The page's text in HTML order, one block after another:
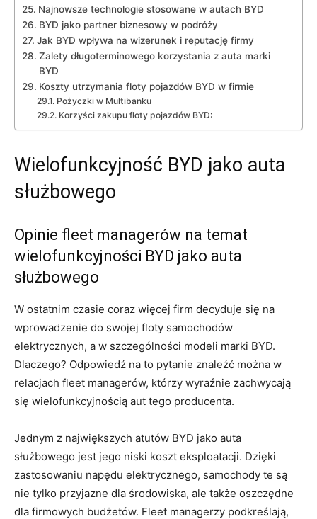
Najnowsze‌ technologie stosowane w autach BYD
BYD jako partner biznesowy w podróży
Jak ⁢BYD wpływa ⁣na ⁣wizerunek i‌ reputację firmy
Zalety długoterminowego korzystania z auta marki
⁣BYD
Koszty utrzymania floty pojazdów ⁤BYD w firmie
Pożyczki w Multibanku
Korzyści zakupu floty pojazdów BYD:
Wielofunkcyjność BYD jako auta
służbowego
Opinie ⁢fleet⁣ managerów na ‌temat
wielofunkcyjności BYD jako ‍auta
służbowego
W ostatnim czasie‌ coraz więcej firm decyduje ​się na
wprowadzenie do swojej floty samochodów ​
elektrycznych, a w szczególności modeli marki BYD.
‍Dlaczego? Odpowiedź na to pytanie znaleźć można w
relacjach fleet managerów, którzy wyraźnie zachwycają
się ⁢wielofunkcyjnością ​aut tego producenta.
Jednym⁣ z największych atutów BYD​ jako⁢ auta
‌służbowego jest jego niski koszt eksploatacji. Dzięki
zastosowaniu napędu elektrycznego, samochody te są
nie tylko​ przyjazne dla środowiska, ale także⁢ oszczędne
dla firmowych budżetów. Fleet‍ managerzy podkreślają,